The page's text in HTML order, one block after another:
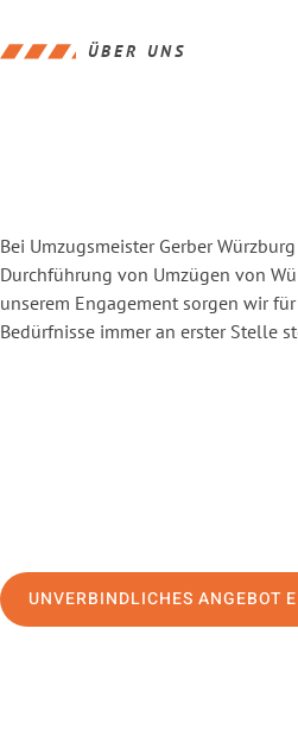
ÜBER UNS
Bei Umzugsmeister Gerber
Durchführung von Umzügen von
unserem Engagement sorgen wir
Bedürfnisse immer an erster Stelle
UNVERBINDLICHES ANGEBOT